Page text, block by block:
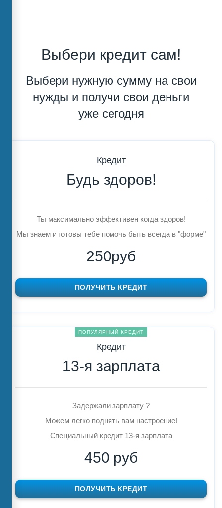
Выбери кредит сам!
Выбери нужную сумму на свои
нужды и получи свои деньги
уже сегодня
Кредит
Будь здоров!
Ты максимально эффективен когда здоров!
Мы знаем и готовы тебе помочь быть всегда в "форме"
250руб
ПОЛУЧИТЬ КРЕДИТ
ПОПУЛЯРНЫЙ КРЕДИТ
Кредит
13-я зарплата
Задержали зарплату ?
Можем легко поднять вам настроение!
Специальный кредит 13-я зарплата
450 руб
ПОЛУЧИТЬ КРЕДИТ